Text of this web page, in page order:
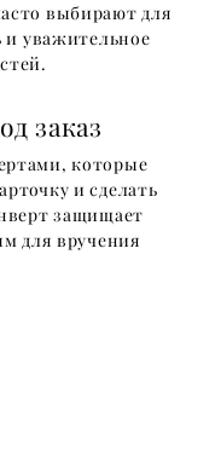
выбирают для
и уважительное
заказ
которые
и сделать
защищает
для вручения